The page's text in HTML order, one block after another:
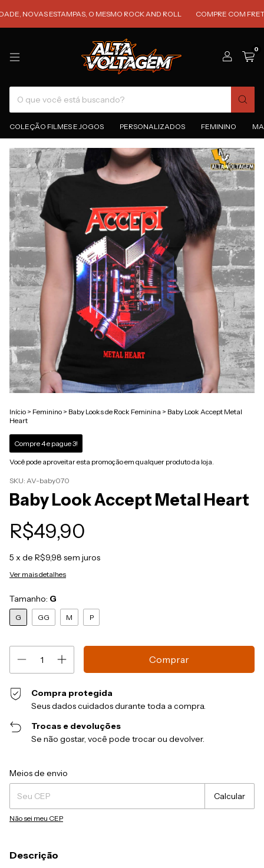
ESTAMPAS, O MESMO ROCK AND ROLL COMPRE COM FRETE
0
COLEÇÃO FILMES E JOGOS PERSONALIZADOS FEMININO
Início > Feminino > Baby Looks de Rock Feminina > Baby Look Accept Metal
Heart
Compre 4 e pague 3!
Você pode aproveitar esta promoção em qualquer produto da loja.
SKU: AV-baby070
Baby Look Accept Metal Heart
R$49,90
5 x de R$9,98 sem juros
Ver mais detalhes
Tamanho: G
G GG M P
Compra protegida
Seus dados cuidados durante toda a compra.
Trocas e devoluções
Se não gostar, você pode trocar ou devolver.
Entregas para o CEP:
Meios de envio
Calcular
Não sei meu CEP
Descrição